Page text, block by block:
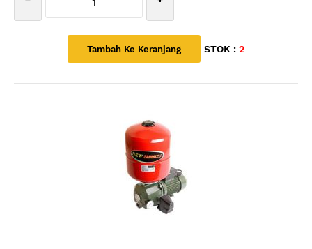
STOK : 2